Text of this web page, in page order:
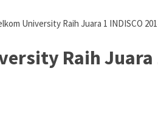
University Raih Juara 1 INDISCO
Raih Juara